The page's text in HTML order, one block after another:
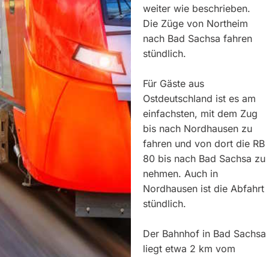
weiter wie beschrieben.
Die Züge von Northeim
nach Bad Sachsa fahren
stündlich.
Für Gäste aus
Ostdeutschland ist es am
einfachsten, mit dem Zug
bis nach Nordhausen zu
fahren und von dort die RB
80 bis nach Bad Sachsa zu
nehmen. Auch in
Nordhausen ist die Abfahrt
stündlich.
Der Bahnhof in Bad Sachsa
liegt etwa 2 km vom